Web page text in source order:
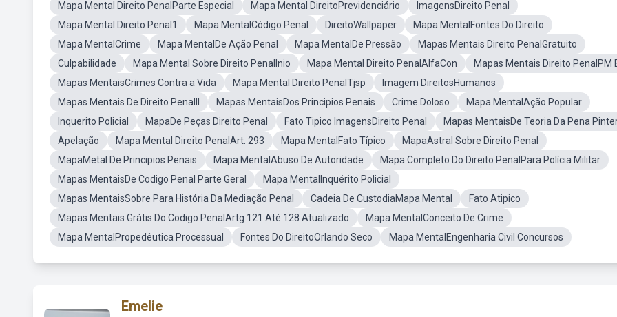
Mapa Mental Direito PenalParte Especial
Mapa Mental DireitoPrevidenciário
ImagensDireito Penal
Mapa Mental Direito Penal1
Mapa MentalCódigo Penal DireitoWallpaper
Mapa MentalFontes Do Direito
Mapa MentalCrime
Mapa MentalDe Ação Penal Mapa MentalDe Pressão
Mapas Mentais Direito PenalGratuito
Culpabilidade
Mapa Mental Sobre Direito PenalInio Mapa Mental Direito PenalAlfaCon
Mapas Mentais Direito PenalPM
Mapas MentaisCrimes Contra a Vida
Mapa Mental Direito PenalTjsp
Imagem DireitosHumanos
Mapas Mentais De Direito PenalII
Mapas MentaisDos Principios Penais Crime Doloso
Mapa MentalAção Popular
Inquerito Policial
MapaDe Peças Direito Penal Fato Tipico ImagensDireito Penal
Mapas MentaisDe Teoria Da Pena
Apelação
Mapa Mental Direito PenalArt. 293 Mapa MentalFato Típico
MapaAstral Sobre Direito Penal
MapaMetal De Principios Penais
Mapa MentalAbuso De Autoridade
Mapa Completo Do Direito PenalPara Polícia Militar
Mapas MentaisDe Codigo Penal Parte Geral
Mapa MentalInquérito Policial
Mapas MentaisSobre Para História Da Mediação Penal
Cadeia De CustodiaMapa Mental
Fato Atipico
Mapas Mentais Grátis Do Codigo PenalArtg 121 Até 128 Atualizado
Mapa MentalConceito De Crime
Mapa MentalPropedêutica Processual
Fontes Do DireitoOrlando Seco Mapa MentalEngenharia Civil Concursos
Emelie